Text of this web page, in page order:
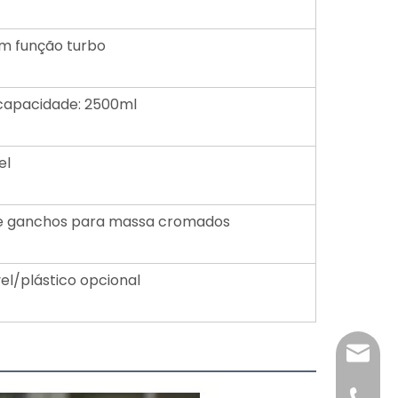
função turbo
2500ml
ganchos para massa cromados
plástico opcional